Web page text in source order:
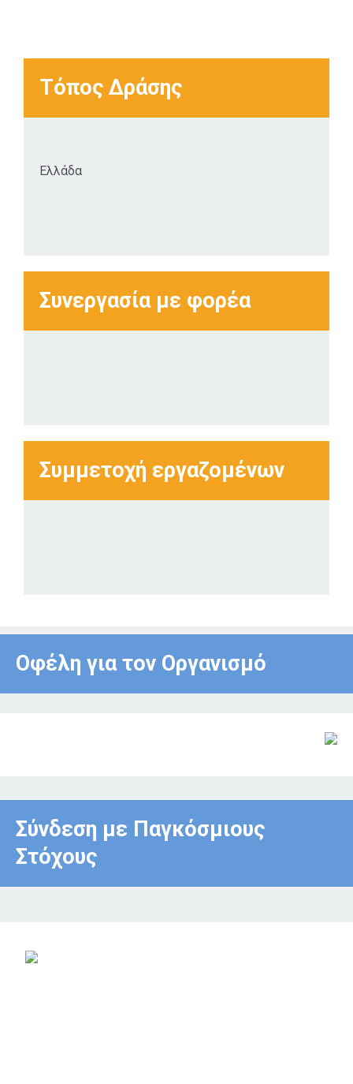
Τόπος Δράσης
Ελλάδα
Συνεργασία με φορέα
Συμμετοχή εργαζομένων
Οφέλη για τον Οργανισμό
Σύνδεση με Παγκόσμιους
Στόχους